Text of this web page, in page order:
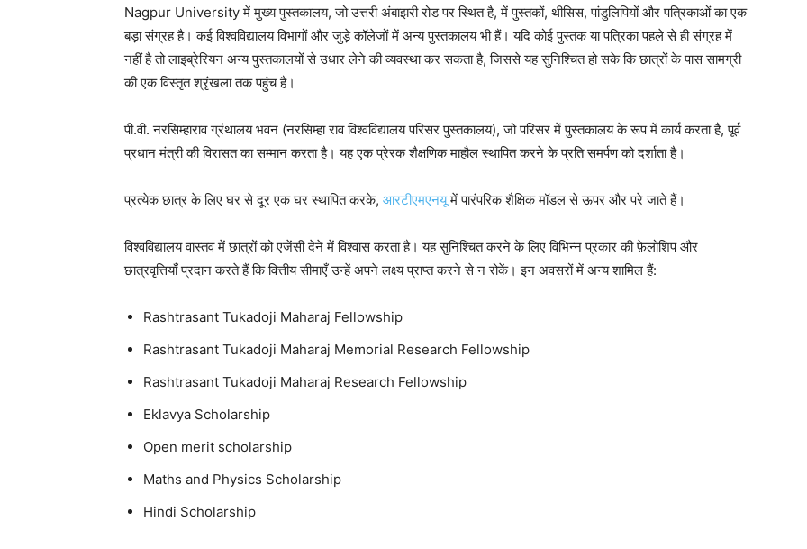
Nagpur University में मुख्य पुस्तकालय, जो उत्तरी अंबाझरी रोड पर स्थित है, में पुस्तकों, थीसिस, पांडुलिपियों और पत्रिकाओं का एक
बड़ा संग्रह है। कई विश्वविद्यालय विभागों और जुड़े कॉलेजों में अन्य पुस्तकालय भी हैं। यदि कोई पुस्तक या पत्रिका पहले से ही संग्रह में
नहीं है तो लाइब्रेरियन अन्य पुस्तकालयों से उधार लेने की व्यवस्था कर सकता है, जिससे यह सुनिश्चित हो सके कि छात्रों के पास सामग्री
की एक विस्तृत श्रृंखला तक पहुंच है।
पी.वी. नरसिम्हाराव ग्रंथालय भवन (नरसिम्हा राव विश्वविद्यालय परिसर पुस्तकालय), जो परिसर में पुस्तकालय के रूप में कार्य करता है, पूर्व
प्रधान मंत्री की विरासत का सम्मान करता है। यह एक प्रेरक शैक्षणिक माहौल स्थापित करने के प्रति समर्पण को दर्शाता है।
प्रत्येक छात्र के लिए घर से दूर एक घर स्थापित करके, आरटीएमएनयूमें पारंपरिक शैक्षिक मॉडल से ऊपर और परे जाते हैं।
विश्वविद्यालय वास्तव में छात्रों को एजेंसी देने में विश्वास करता है। यह सुनिश्चित करने के लिए विभिन्न प्रकार की फ़ेलोशिप और
छात्रवृत्तियाँ प्रदान करते हैं कि वित्तीय सीमाएँ उन्हें अपने लक्ष्य प्राप्त करने से न रोकें। इन अवसरों में अन्य शामिल हैं:
Rashtrasant Tukadoji Maharaj Fellowship
Rashtrasant Tukadoji Maharaj Memorial Research Fellowship
Rashtrasant Tukadoji Maharaj Research Fellowship
Eklavya Scholarship
Open merit scholarship
Maths and Physics Scholarship
Hindi Scholarship